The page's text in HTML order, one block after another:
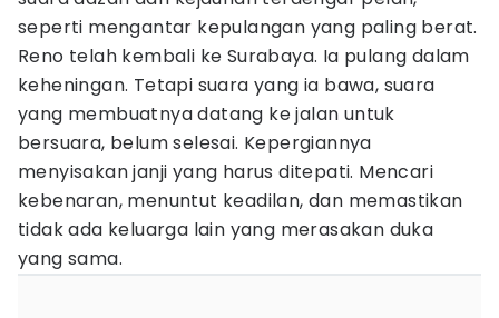
seperti mengantar kepulangan yang paling berat.
Reno telah kembali ke Surabaya. Ia pulang dalam
keheningan. Tetapi suara yang ia bawa, suara
yang membuatnya datang ke jalan untuk
bersuara, belum selesai. Kepergiannya
menyisakan janji yang harus ditepati. Mencari
kebenaran, menuntut keadilan, dan memastikan
tidak ada keluarga lain yang merasakan duka
yang sama.